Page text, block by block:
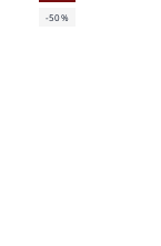
-50%